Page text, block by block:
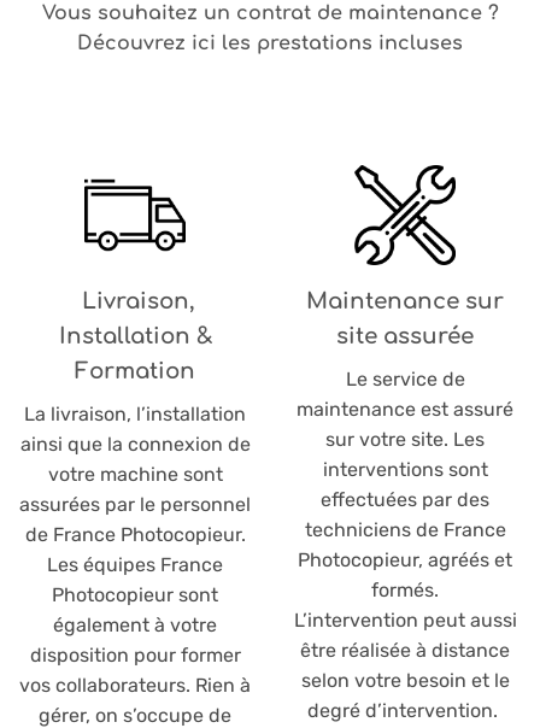
Vous souhaitez un contrat de maintenance ?
Découvrez ici les prestations incluses
Livraison,
Installation &
Formation
La livraison, l’installation
ainsi que la connexion de
votre machine sont
assurées par le personnel
de France Photocopieur.
Les équipes France
Photocopieur sont
également à votre
disposition pour former
vos collaborateurs. Rien à
gérer, on s’occupe de
Maintenance sur
site assurée
Le service de
maintenance est assuré
sur votre site. Les
interventions sont
effectuées par des
techniciens de France
Photocopieur, agréés et
formés.
L’intervention peut aussi
être réalisée à distance
selon votre besoin et le
degré d’intervention.